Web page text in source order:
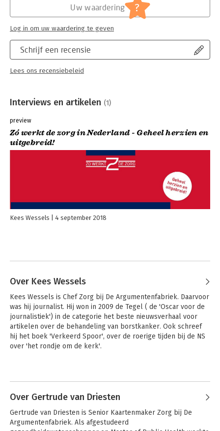
Schrijf een recensie
Lees ons recensiebeleid
Uw waardering ?
Log in om uw waardering te geven
Interviews en artikelen (1)
preview
Zó werkt de zorg in Nederland - Geheel herzien en
uitgebreid!
Kees Wessels 4 september 2018
Over Kees Wessels
Kees Wessels is Chef Zorg bij De Argumentenfabriek. Daarvoor
was hij journalist. Hij won in 2009 de Tegel ( de 'Oscar voor de
journalistiek') in de categorie het beste nieuwsverhaal voor
artikelen over de behandeling van borstkanker. Ook schreef
hij het boek 'Verkeerd Spoor', over de roerige tijden bij de NS
over 'het rondje om de kerk'.
Over Gertrude van Driesten
Gertrude van Driesten is Senior Kaartenmaker Zorg bij De
Argumentenfabriek. Als afgestudeerd